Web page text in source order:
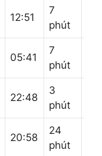
12:51
7
phút
05:41
7
phút
22:48
3
phút
20:58
24
phút